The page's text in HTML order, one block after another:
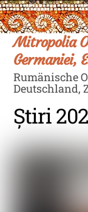
Skip
to
content
Mitropolia
Germaniei,
Rumänische
Deutschland,
Știri